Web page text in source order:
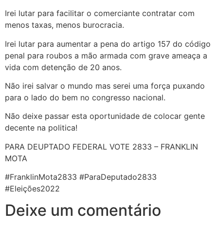
Irei lutar para facilitar o comerciante contratar com
menos taxas, menos burocracia.
Irei lutar para aumentar a pena do artigo 157 do código
penal para roubos a mão armada com grave ameaça a
vida com detenção de 20 anos.
Não irei salvar o mundo mas serei uma força puxando
para o lado do bem no congresso nacional.
Não deixe passar esta oportunidade de colocar gente
decente na politica!
PARA DEUPTADO FEDERAL VOTE 2833 – FRANKLIN
MOTA
#FranklinMota2833 #ParaDeputado2833
#Eleições2022
Deixe um comentário